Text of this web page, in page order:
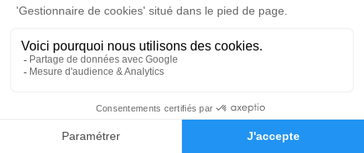
Faire-part Hommages
Cérémonie civile
Crématorium du Parc de Clamart
104 Rue de la Porte de Trivaux